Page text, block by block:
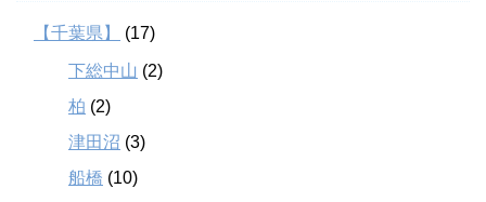
【千葉県】 (17)
下総中山 (2)
柏 (2)
津田沼 (3)
船橋 (10)